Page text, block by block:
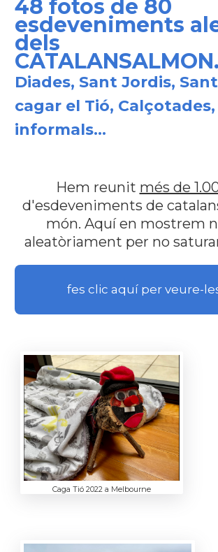
48 fotos de 80
esdeveniments
dels
Diades, Sant Jordis,
cagar el Tió,
informals...
Hem reunit més de
d'esdeveniments de
món. Aquí en mostrem
aleatòriament per no
fes clic aquí per veure-
Caga Tió 2022 a Melbourne